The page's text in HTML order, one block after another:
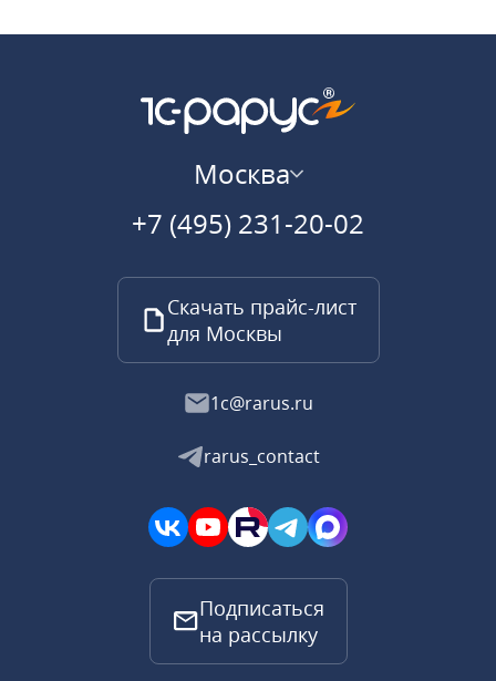
Москва
+7 (495) 231-20-02
Скачать прайс-лист
для Москвы
1c@rarus.ru
rarus_contact
Подписаться
на рассылку